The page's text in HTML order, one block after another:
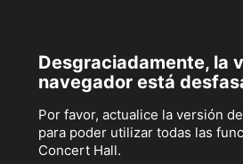
Desgraciadamente, la
navegador está
Por favor, actualice la versión
para poder utilizar todas las
Concert Hall.